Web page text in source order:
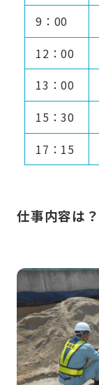
9：00
12：00
13：00
15：30
17：15
仕事内容は？